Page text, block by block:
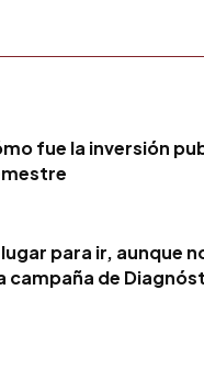
fue la inversión
para ir, aunque
campaña de